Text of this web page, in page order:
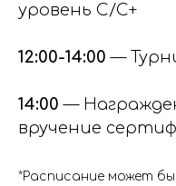
уровень С/С+
12:00-14:00—
14:00 —
вручение
*Расписание может